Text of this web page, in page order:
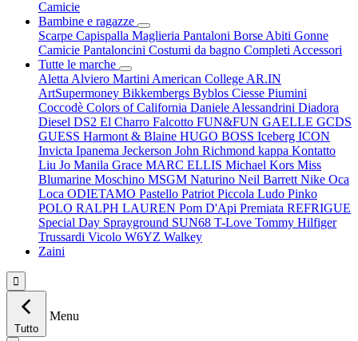
Camicie
Bambine e ragazze
Scarpe Capispalla Maglieria Pantaloni Borse Abiti Gonne
Camicie Pantaloncini Costumi da bagno Completi Accessori
Tutte le marche
Aletta Alviero Martini American College AR.IN
ArtSupermoney Bikkembergs Byblos Ciesse Piumini
Coccodè Colors of California Daniele Alessandrini Diadora
Diesel DS2 El Charro Falcotto FUN&FUN GAELLE GCDS
GUESS Harmont & Blaine HUGO BOSS Iceberg ICON
Invicta Ipanema Jeckerson John Richmond kappa Kontatto
Liu Jo Manila Grace MARC ELLIS Michael Kors Miss
Blumarine Moschino MSGM Naturino Neil Barrett Nike Oca
Loca ODIETAMO Pastello Patriot Piccola Ludo Pinko
POLO RALPH LAUREN Pom D'Api Premiata REFRIGUE
Special Day Sprayground SUN68 T-Love Tommy Hilfiger
Trussardi Vicolo W6YZ Walkey
Zaini

Tutto
Menu